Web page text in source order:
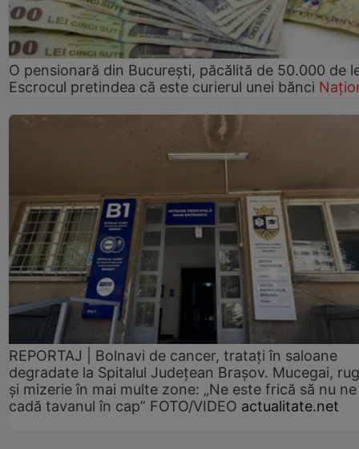
O pensionară din București, păcălită de 50.000 de
Escrocul pretindea că este curierul unei bănci
REPORTAJ | Bolnavi de cancer, tratați în saloane
degradate la Spitalul Județean Brașov. Mucegai,
și mizerie în mai multe zone: „Ne este frică să nu ne
cadă tavanul în cap” FOTO/VIDEO actualitate.net